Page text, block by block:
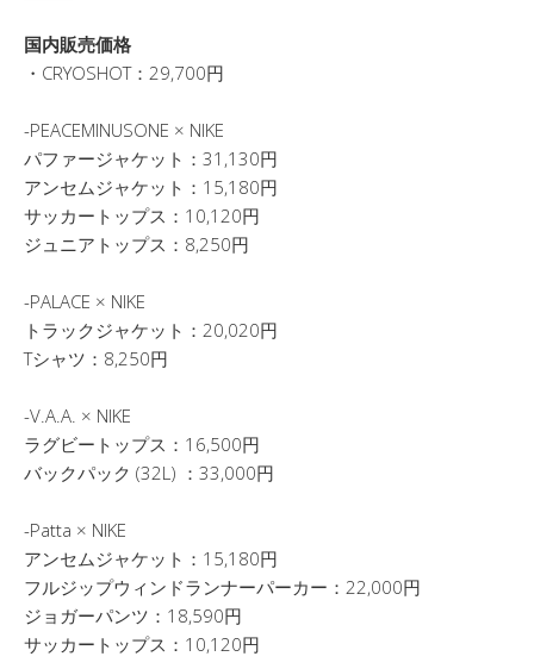
国内販売価格
・CRYOSHOT：29,700円
-PEACEMINUSONE × NIKE
パファージャケット：31,130円
アンセムジャケット：15,180円
サッカートップス：10,120円
ジュニアトップス：8,250円
-PALACE × NIKE
トラックジャケット：20,020円
Tシャツ：8,250円
-V.A.A. × NIKE
ラグビートップス：16,500円
バックパック (32L) ：33,000円
-Patta × NIKE
アンセムジャケット：15,180円
フルジップウィンドランナーパーカー：22,000円
ジョガーパンツ：18,590円
サッカートップス：10,120円